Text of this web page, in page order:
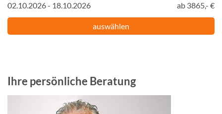
02.10.2026 - 18.10.2026 ab 3865,- €
auswählen
Ihre persönliche Beratung